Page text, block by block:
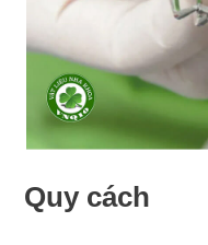
Quy cách